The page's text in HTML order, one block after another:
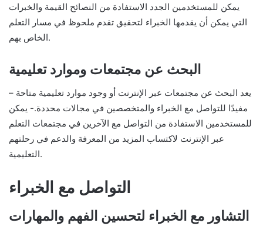
يمكن للمستخدمين الجدد الاستفادة من النصائح القيمة والخبرات
التي يمكن أن يقدمها الخبراء لتحقيق تقدم ملحوظ في مسار التعلم
الخاص بهم.
البحث عن مجتمعات وموارد تعليمية
– يعد البحث عن مجتمعات عبر الإنترنت أو وجود موارد تعليمية متاحة
مفيدًا للتواصل مع الخبراء والمتخصصين في مجالات محددة.- يمكن
للمستخدمين الاستفادة من التواصل مع الآخرين في مجتمعات التعلم
عبر الإنترنت لاكتساب المزيد من المعرفة والدعم في رحلتهم
التعليمية.
التواصل مع الخبراء
التشاور مع الخبراء لتحسين الفهم والمهارات